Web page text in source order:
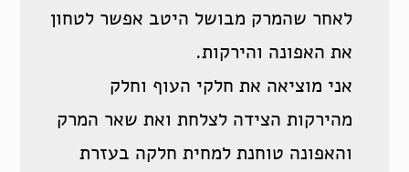
לאחר שהמרק מבושל היטב אפשר לטחון
את האפונה והירקות.
אני מוציאה את חלקי העוף וחלק
מהירקות הצידה לצלחת ואת שאר המרק
והאפונה טוחנת למחית חלקה בעזרת